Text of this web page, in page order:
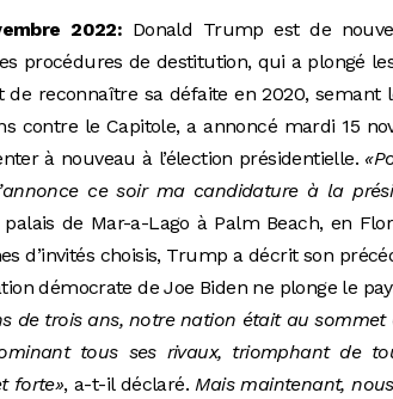
2022: Donald Trump est de
procédures de destitution, qui a plongé
de reconnaître sa défaite en 2020,
contre le Capitole, a annoncé mardi 15
à nouveau à l’élection présidentielle.
ce soir ma candidature à la
de Mar-a-Lago à Palm Beach, en
d’invités choisis, Trump a décrit son
démocrate de Joe Biden ne plonge le
de trois ans, notre nation était au
tous ses rivaux, triomphant de
forte», a-t-il déclaré. Mais maintenant,